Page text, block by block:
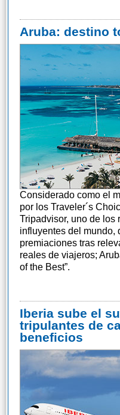
Aruba: destino
Considerado como el
por los Traveler´s
Tripadvisor, uno de los
influyentes del mundo,
premiaciones tras
reales de viajeros;
of the Best”.
Iberia sube el
tripulantes de
beneficios